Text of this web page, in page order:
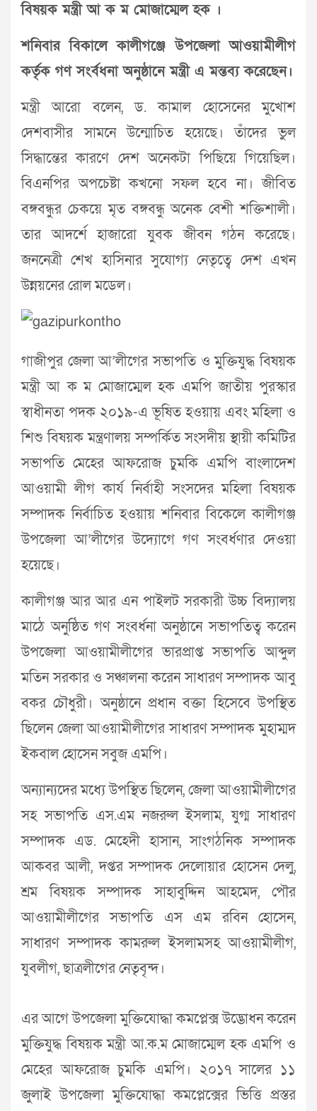
বিষয়ক মন্ত্রীআ ক ম মোজাম্মেল হক ।
শনিবার বিকালে কালীগঞ্জে উপজেলা আওয়ামীলীগ
কর্তৃক গণ সংর্বধনা অনুষ্ঠানে মন্ত্রী এ মন্তব্য করেছেন।
মন্ত্রী আরো বলেন, ড. কামাল হোসেনের মুখোশ
দেশবাসীর সামনে উন্মোচিত হয়েছে। তাঁদের ভুল
সিদ্ধান্তের কারণে দেশ অনেকটা পিছিয়ে গিয়েছিল।
বিএনপির অপচেষ্টা কখনো সফল হবে না। জীবিত
বঙ্গবন্ধুর চেকয়ে মৃত বঙ্গবন্ধু অনেক বেশী শক্তিশালী।
তার আদর্শে হাজারো যুবক জীবন গঠন করেছে।
জননেত্রী শেখ হাসিনার সুযোগ্য নেতৃত্বে দেশ এখন
উন্নয়নের রোল মডেল।
গাজীপুর জেলা আ’লীগের সভাপতি ওমুক্তিযুদ্ধ বিষয়ক
মন্ত্রী আ ক ম মোজাম্মেল হক এমপি জাতীয় পুরস্কার
স্বাধীনতা পদক ২০১৯-এ ভূষিত হওয়ায় এবং মহিলা ও
শিশু বিষয়ক মন্ত্রণালয় সম্পর্কিত সংসদীয় স্থায়ী কমিটির
সভাপতি মেহের আফরোজ চুমকি এমপি বাংলাদেশ
আওয়ামী লীগ কার্য নির্বাহী সংসদের মহিলা বিষয়ক
সম্পাদক নির্বাচিত হওয়ায় শনিবার বিকেলে কালীগঞ্জ
উপজেলা আ’লীগের উদ্যোগে গণ সংবর্ধণার দেওয়া
হয়েছে।
কালীগঞ্জ আর আর এন পাইলট সরকারী উচ্চ বিদ্যালয়
মাঠে অনুষ্ঠিত গণ সংবর্ধনা অনুষ্ঠানে সভাপতিত্ব করেন
উপজেলা আওয়ামীলীগের ভারপ্রাপ্ত সভাপতি আব্দুল
মতিন সরকার ও সঞ্চালনা করেন সাধারণ সম্পাদক আবু
বকর চৌধুরী। অনুষ্ঠানে প্রধান বক্তা হিসেবে উপস্থিত
ছিলেন জেলা আওয়ামীলীগের সাধারণ সম্পাদক মুহাম্মদ
ইকবাল হোসেন সবুজ এমপি।
অন্যান্যদের মধ্যে উপস্থিত ছিলেন, জেলা আওয়ামীলীগের
সহ সভাপতি এস.এম নজরুল ইসলাম, যুগ্ম সাধারণ
সম্পাদক এড. মেহেদী হাসান, সাংগঠনিক সম্পাদক
আকবর আলী, দপ্তর সম্পাদক দেলোয়ার হোসেন দেলু,
শ্রম বিষয়ক সম্পাদক সাহাবুদ্দিন আহমেদ, পৌর
আওয়ামীলীগের সভাপতি এস এম রবিন হোসেন,
সাধারণ সম্পাদক কামরুল ইসলামসহ আওয়ামীলীগ,
যুবলীগ, ছাত্রলীগের নেতৃবৃন্দ।
এর আগে উপজেলা মুক্তিযোদ্ধা কমপ্লেক্স উদ্ভোধন করেন
মুক্তিযুদ্ধ বিষয়ক মন্ত্রী আ.ক.ম মোজাম্মেল হক এমপি ও
মেহের আফরোজ চুমকি এমপি। ২০১৭ সালের ১১
জুলাই উপজেলা মুক্তিযোদ্ধা কমপ্লেক্সের ভিত্তি প্রস্তর